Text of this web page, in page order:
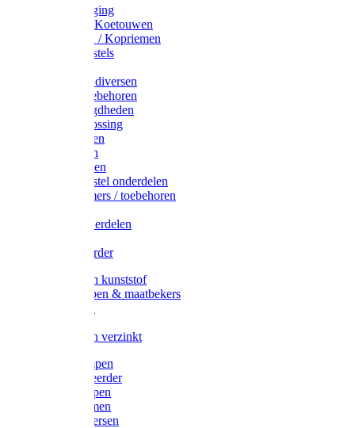
Uierverzorging
Halsters & Koetouwen
Halsriemen / Kopriemen
Koerugborstels
Koe / Stier diversen
Melkers toebehoren
Stalbenodigdheden
Kalververlossing
Stierenringen
Onthoornen
Kalverflessen
Koerugborstel onderdelen
Kalveremmers / toebehoren
Koelift onderdelen
Uieronthaarder
Voerbakken kunststof
Voerscheppen & maatbekers
Voerbakken verzinkt
Warmtelampen
Staartcoupeerder
Biggenkappen
Neuskrammen
Varken diversen